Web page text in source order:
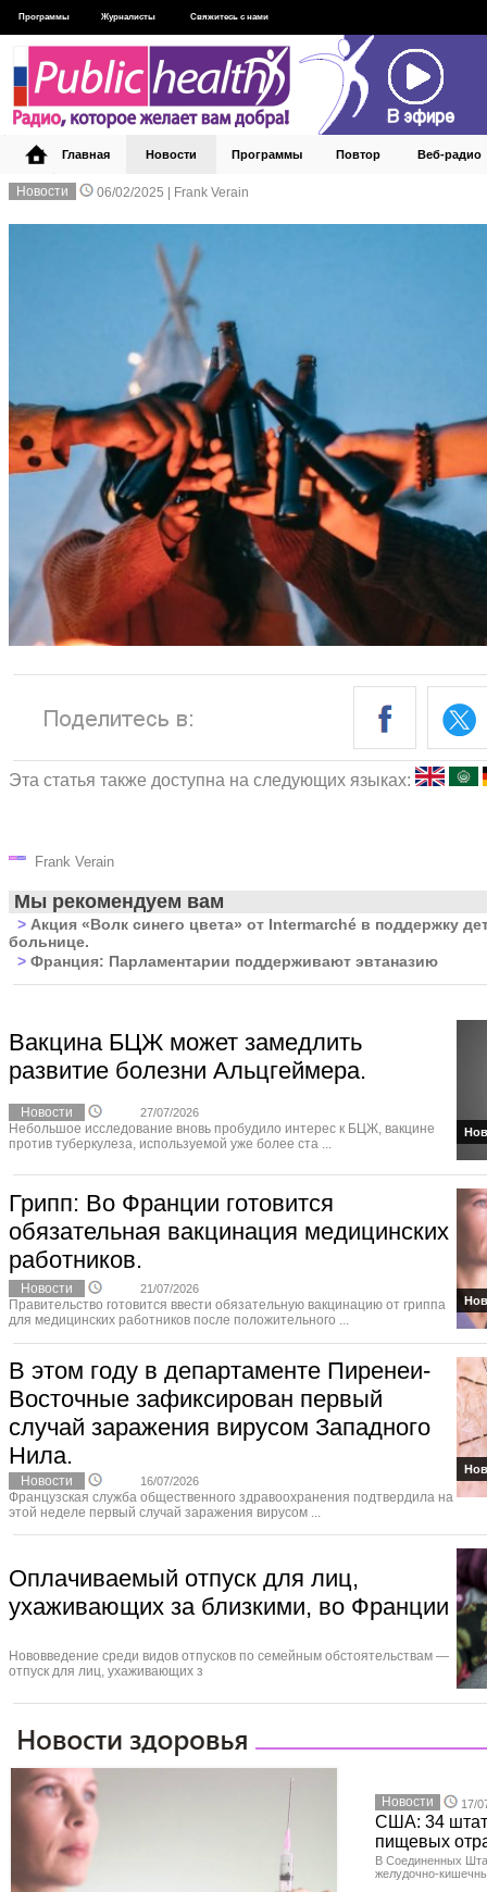
Новости 06/02/2025 | Frank Verain
Эта статья также доступна на следующих языках:
Frank Verain
Мы рекомендуем вам
> Акция «Волк синего цвета» от Intermarché в поддержку
больнице.
> Франция: Парламентарии поддерживают эвтаназию
Вакцина БЦЖ может замедлить
развитие болезни Альцгеймера.
Новости 27/07/2026
Небольшое исследование вновь пробудило интерес к БЦЖ, вакцине
против туберкулеза, используемой уже более ста ...
Грипп: Во Франции готовится
обязательная вакцинация медицинских
работников.
Новости 21/07/2026
Правительство готовится ввести обязательную вакцинацию от гриппа
для медицинских работников после положительного ...
В этом году в департаменте Пиренеи-
Восточные зафиксирован первый
случай заражения вирусом Западного
Нила.
Новости 16/07/2026
Французская служба общественного здравоохранения подтвердила на
этой неделе первый случай заражения вирусом ...
Оплачиваемый отпуск для лиц,
ухаживающих за близкими, во Франции
Нововведение среди видов отпусков по семейным обстоятельствам —
отпуск для лиц, ухаживающих з
Новости 17/
США: 34
пищевых
В Соединенных
желудочно-
Программы Журналисты Свяжитесь с нами
Главная Новости Программы Повтор Веб‑радио